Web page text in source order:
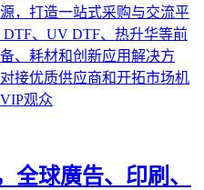
，打造一站式采购与交流平
、UV DTF、热升华等前
、耗材和创新应用解决方
接优质供应商和开拓市场机
观众
全球廣告、印刷、